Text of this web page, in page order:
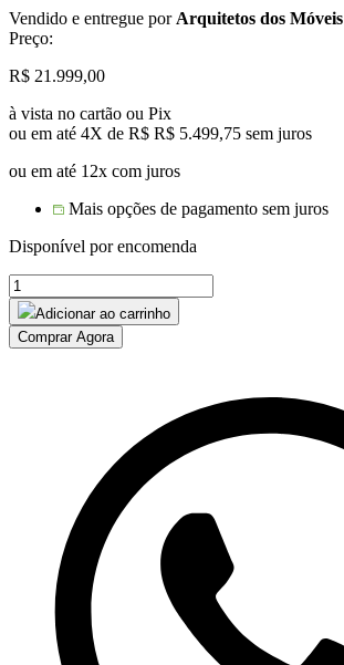
Vendido e entregue por Arquitetos dos Móveis
Preço:
R$ 21.999,00
à vista no cartão ou Pix
ou em até 4X de R$ R$ 5.499,75 sem juros
ou em até 12x com juros
Mais opções de pagamento sem juros
Disponível por encomenda
Conjunto
Gourmet
Milão:
Mesa
Adicionar ao carrinho
Comprar Agora